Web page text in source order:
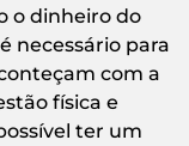
o dinheiro do
necessário para
com a
física e
ter um